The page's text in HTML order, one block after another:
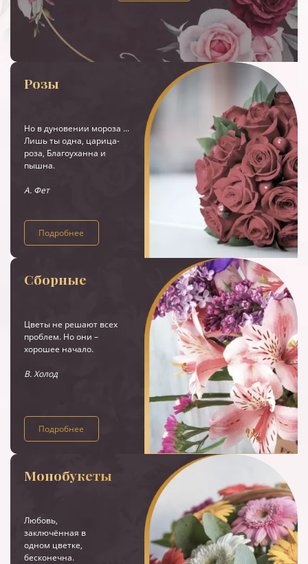
Розы
Но в дуновении мороза ...
Лишь ты одна, царица-
роза, Благоуханна и
пышна.
А. Фет
Подробнее
Сборные
Цветы не решают всех
проблем. Но они –
хорошее начало.
В. Холод
Подробнее
Монобукеты
Любовь,
заключённая в
одном цветке,
бесконечна.